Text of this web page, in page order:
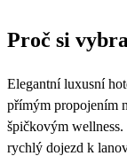
24
12 699
25
31
Proč si
Elegantní luxusní
přímým propojením
špičkovým
rychlý dojezd k